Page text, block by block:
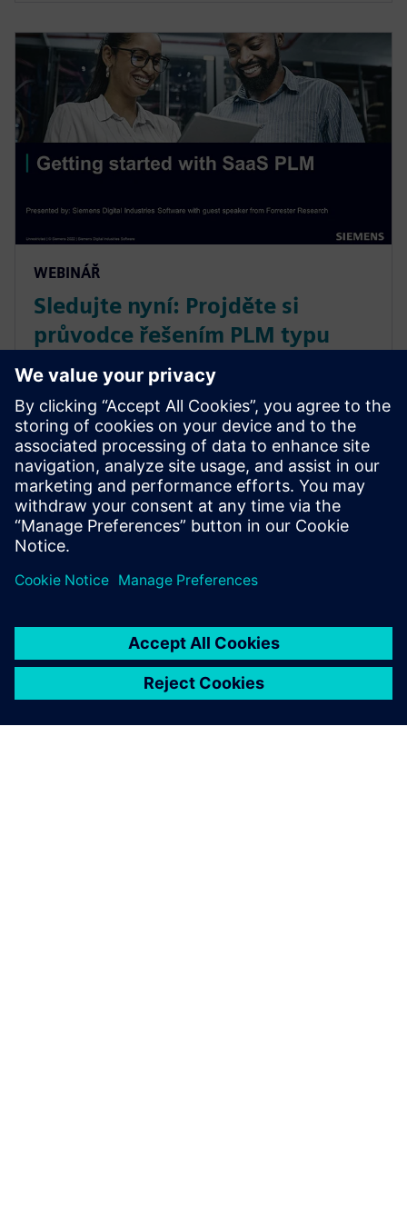
WEBINÁŘ
Sledujte nyní: Projděte si
průvodce řešením PLM typu
SaaS pro malé společnosti
a připravte svoji společnost na
budoucnost
Podívejte se na náš bezplatný webinář na vyžádání
a zjistěte, jak vaši společnost připravit na budoucnost
díky řešení typu SaaS pro malé a střední podniky.